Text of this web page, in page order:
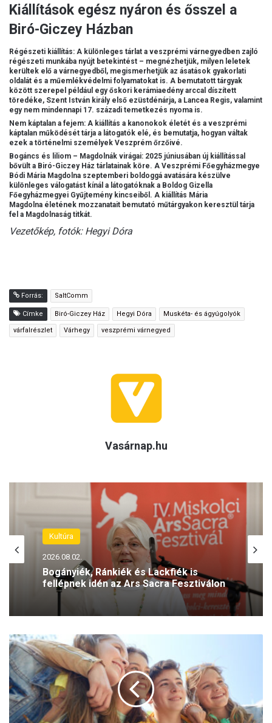
Kiállítások egész nyáron és ősszel a
Biró-Giczey Házban
Régészeti kiállítás: A különleges tárlat a veszprémi várnegyedben zajló
régészeti munkába nyújt betekintést – megnézhetjük, milyen leletek
kerültek elő a várnegyedből, megismerhetjük az ásatások gyakorlati
oldalát és a műemlékvédelmi folyamatokat is. A bemutatott tárgyak
között szerepel például egy őskori kerámiaedény arccal díszített
töredéke, Szent István király első ezüstdénárja, a Lancea Regis, valamint
egy nem mindennapi 17. századi temetkezés nyoma is.
Nem káptalan a fejem: A kiállítás a kanonokok életét és a veszprémi
káptalan működését tárja a látogatók elé, és bemutatja, hogyan váltak
ezek a történelmi személyek Veszprém őrzőivé.
Bogáncs és liliom – Magdolnák virágai: 2025 júniusában új kiállítással
bővült a Biró-Giczey Ház tárlatainak köre. A Veszprémi Főegyházmegye
Bódi Mária Magdolna szeptemberi boldoggá avatására készülve
különleges válogatást kínál a látogatóknak a Boldog Gizella
Főegyházmegyei Gyűjtemény kincseiből. A kiállítás Mária
Magdolna életének mozzanatait bemutató műtárgyakon keresztül tárja
fel a Magdolnaság titkát.
Vezetőkép, fotók: Hegyi Dóra
Forrás: SaltComm
Címke Biró-Giczey Ház Hegyi Dóra Muskéta- és ágyúgolyók
várfalrészlet Várhegy veszprémi várnegyed
Vasárnap.hu
Kultúra
2026.08.02.
Bogányiék, Ránkiék és Lackfiék is
fellépnek idén az Ars Sacra Fesztiválon
Kultúra
2026.08.01.
Éppen 80 éve – a pengő romjain
született meg a forint
T
e
é
r
t
e
d